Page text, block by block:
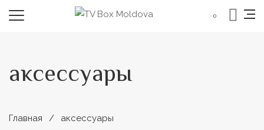
0
аксессуары
Главная аксессуары